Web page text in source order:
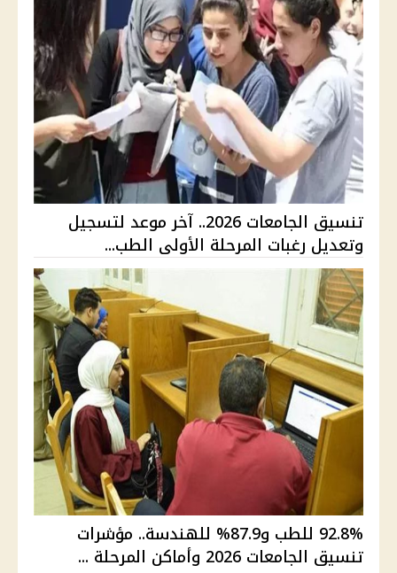
تنسيق الجامعات 2026.. آخر موعد لتسجيل
وتعديل رغبات المرحلة الأولى الطب...
92.8% للطب و87.9% للهندسة.. مؤشرات
تنسيق الجامعات 2026 وأماكن المرحلة ...